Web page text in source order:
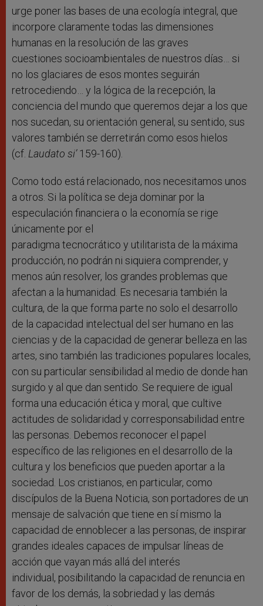
urge poner las bases de una ecología integral, que
incorpore claramente todas las dimensiones
humanas en la resolución de las graves
cuestiones socioambientales de nuestros días… si
no los glaciares de esos montes seguirán
retrocediendo… y la lógica de la recepción, la
conciencia del mundo que queremos dejar a los que
nos sucedan, su orientación general, su sentido, sus
valores también se derretirán como esos hielos
(cf. Laudato si’159-160).
Como todo está relacionado, nos necesitamos unos
a otros. Si la política se deja dominar por la
especulación financiera o la economía se rige
únicamente por el
paradigma tecnocrático y utilitarista de la máxima
producción, no podrán ni siquiera comprender, y
menos aún resolver, los grandes problemas que
afectan a la humanidad. Es necesaria también la
cultura, de la que forma parte no solo el desarrollo
de la capacidad intelectual del ser humano en las
ciencias y de la capacidad de generar belleza en las
artes, sino también las tradiciones populares locales,
con su particular sensibilidad al medio de donde han
surgido y al que dan sentido. Se requiere de igual
forma una educación ética y moral, que cultive
actitudes de solidaridad y corresponsabilidad entre
las personas. Debemos reconocer el papel
específico de las religiones en el desarrollo de la
cultura y los beneficios que pueden aportar a la
sociedad. Los cristianos, en particular, como
discípulos de la Buena Noticia, son portadores de un
mensaje de salvación que tiene en sí mismo la
capacidad de ennoblecer a las personas, de inspirar
grandes ideales capaces de impulsar líneas de
acción que vayan más allá del interés
individual, posibilitando la capacidad de renuncia en
favor de los demás, la sobriedad y las demás